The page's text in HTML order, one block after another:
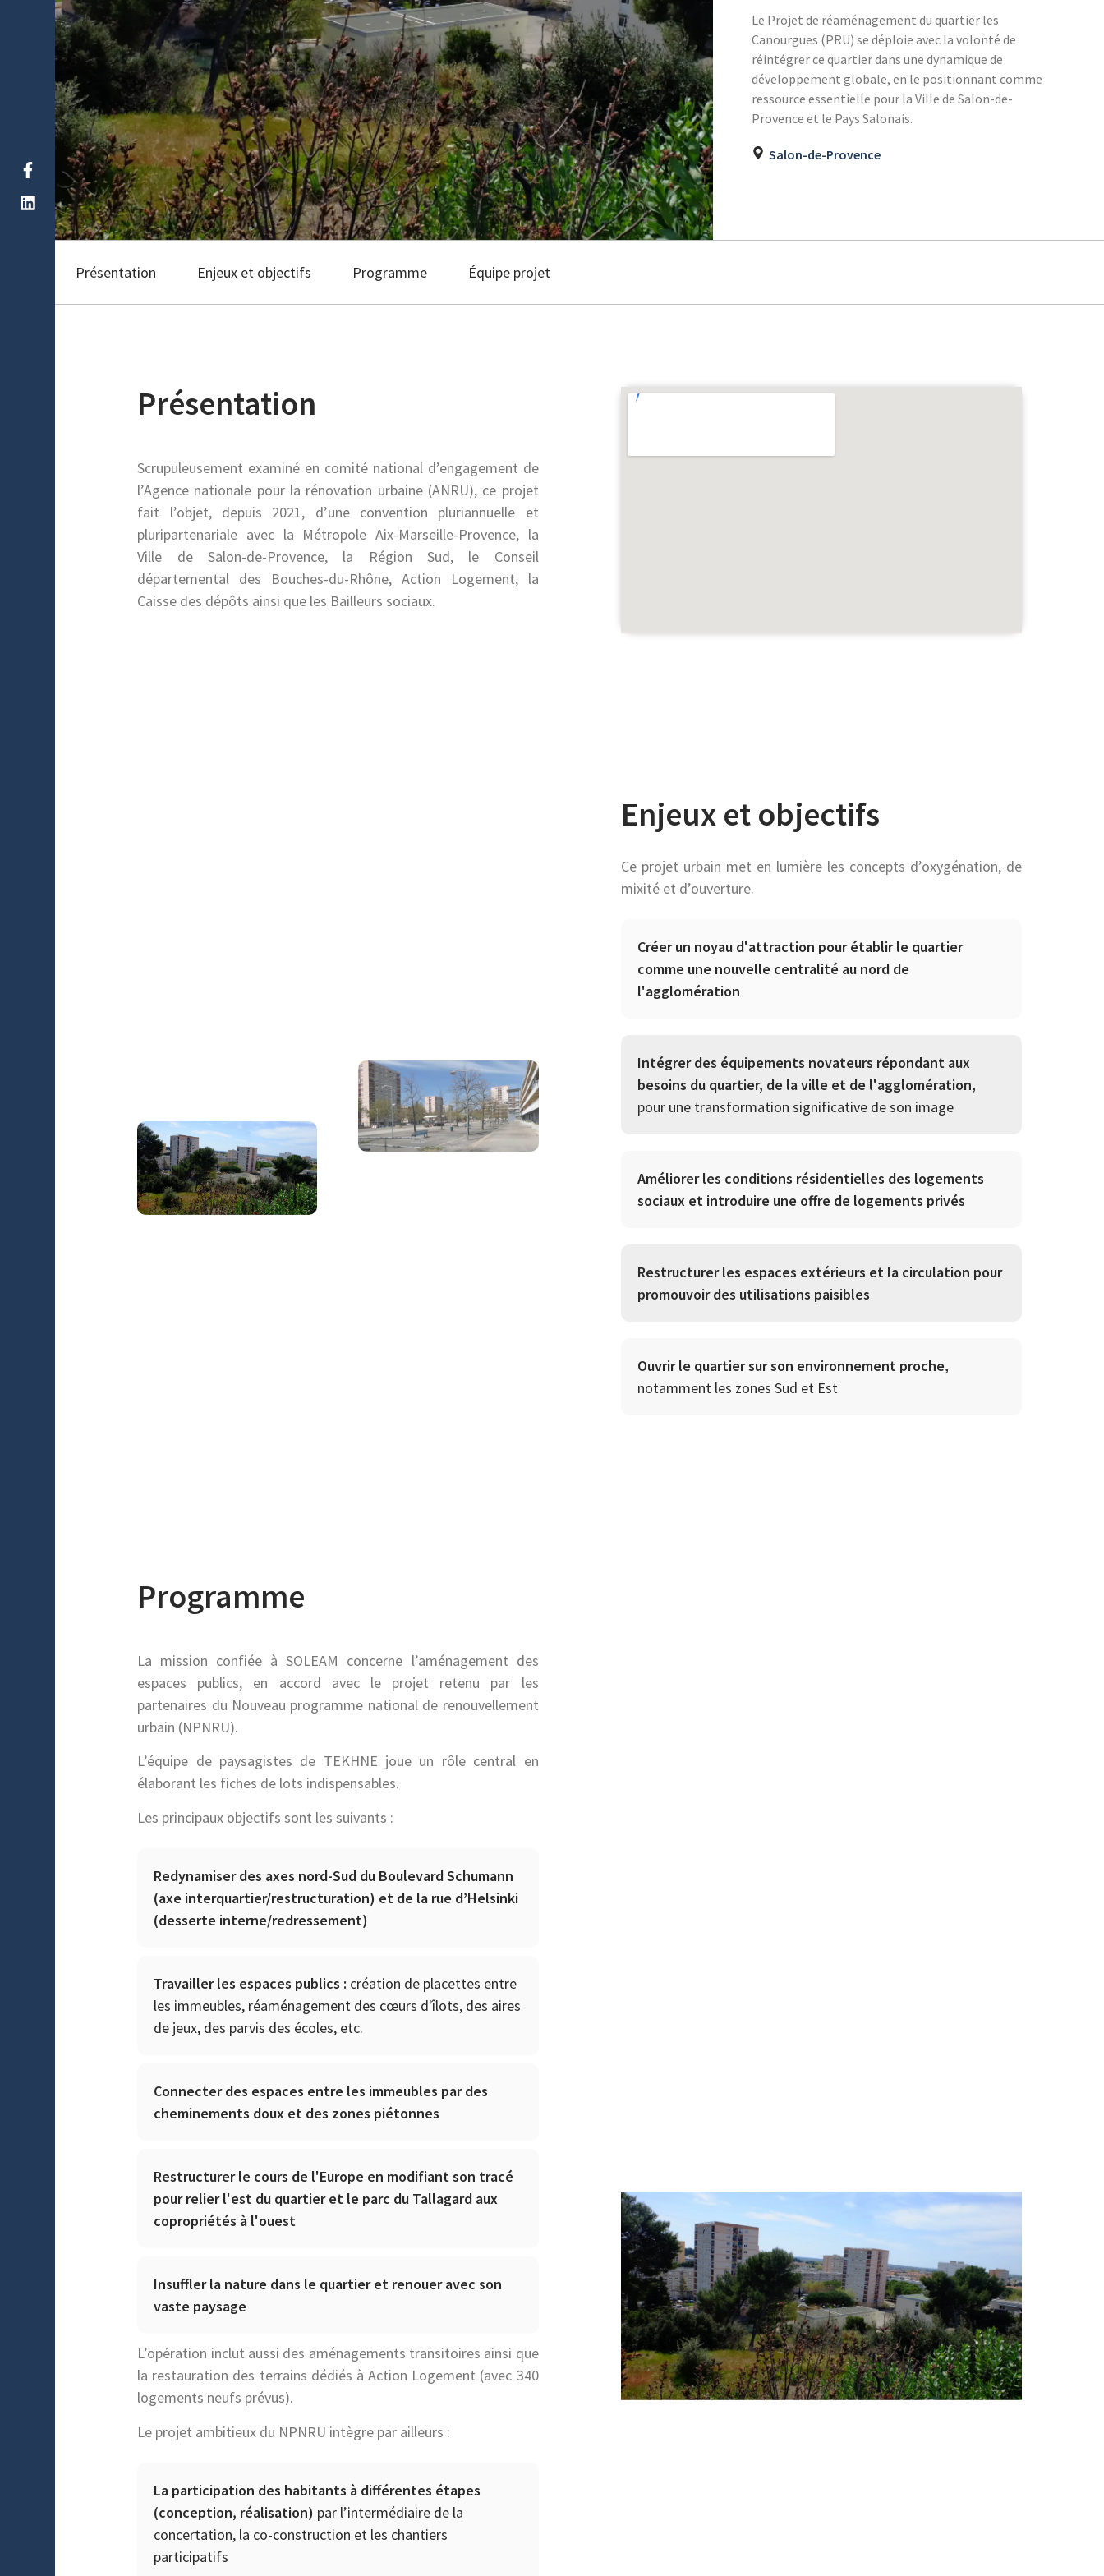
Le Projet de réaménagement du quartier les
Canourgues (PRU) se déploie avec la volonté de
réintégrer ce quartier dans une dynamique de
développement globale, en le positionnant comme
ressource essentielle pour la Ville de Salon-de-
Provence et le Pays Salonais.
Salon-de-Provence
Présentation Enjeux et objectifs Programme Équipe projet
Présentation
Scrupuleusement examiné en comité national d’engagement de
l’Agence nationale pour la rénovation urbaine (ANRU), ce projet
fait l’objet, depuis 2021, d’une convention pluriannuelle et
pluripartenariale avec la Métropole Aix-Marseille-Provence, la
Ville de Salon-de-Provence, la Région Sud, le Conseil
départemental des Bouches-du-Rhône, Action Logement, la
Caisse des dépôts ainsi que les Bailleurs sociaux.
Enjeux et objectifs
Ce projet urbain met en lumière les concepts d’oxygénation, de
mixité et d’ouverture.
Créer un noyau d'attraction pour établir le quartier
comme une nouvelle centralité au nord de
l'agglomération
Intégrer des équipements novateurs répondant aux
besoins du quartier, de la ville et de l'agglomération,
pour une transformation significative de son image
Améliorer les conditions résidentielles des logements
sociaux et introduire une offre de logements privés
Restructurer les espaces extérieurs et la circulation pour
promouvoir des utilisations paisibles
Ouvrir le quartier sur son environnement proche,
notamment les zones Sud et Est
Programme
La mission confiée à SOLEAM concerne l’aménagement des
espaces publics, en accord avec le projet retenu par les
partenaires du Nouveau programme national de renouvellement
urbain (NPNRU).
L’équipe de paysagistes de TEKHNE joue un rôle central en
élaborant les fiches de lots indispensables.
Les principaux objectifs sont les suivants :
Redynamiser des axes nord-Sud du Boulevard Schumann
(axe interquartier/restructuration) et de la rue d’Helsinki
(desserte interne/redressement)
Travailler les espaces publics : création de placettes entre
les immeubles, réaménagement des cœurs d'îlots, des aires
de jeux, des parvis des écoles, etc.
Connecter des espaces entre les immeubles par des
cheminements doux et des zones piétonnes
Restructurer le cours de l'Europe en modifiant son tracé
pour relier l'est du quartier et le parc du Tallagard aux
copropriétés à l'ouest
Insuffler la nature dans le quartier et renouer avec son
vaste paysage
L’opération inclut aussi des aménagements transitoires ainsi que
la restauration des terrains dédiés à Action Logement (avec 340
logements neufs prévus).
Le projet ambitieux du NPNRU intègre par ailleurs :
La participation des habitants à différentes étapes
(conception, réalisation) par l’intermédiaire de la
concertation, la co-construction et les chantiers
participatifs